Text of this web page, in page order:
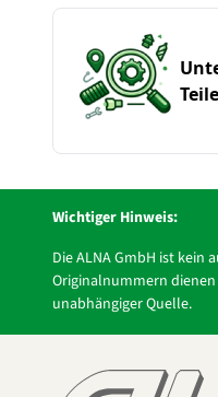
Teile
Wichtiger Hinweis:
Die ALNA GmbH ist
Originalnummern
unabhängiger Quelle.